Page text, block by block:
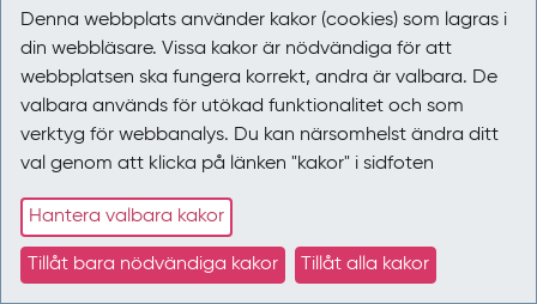
Denna webbplats använder kakor (cookies) som lagras i
din webbläsare. Vissa kakor är nödvändiga för att
webbplatsen ska fungera korrekt, andra är valbara. De
valbara används för utökad funktionalitet och som
verktyg för webbanalys. Du kan närsomhelst ändra ditt
val genom att klicka på länken "kakor" i sidfoten
Hantera valbara kakor
Tillåt bara nödvändiga kakor Tillåt alla kakor
Kakor (cookies)
Kontakta vår administration
Gift­informations­centralen Solna Strandväg 21
171 54 Solna
giftinformation@gic.se
Följ oss